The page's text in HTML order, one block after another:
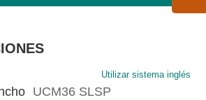
Utilizar sistema inglés
UCM36 SLSP